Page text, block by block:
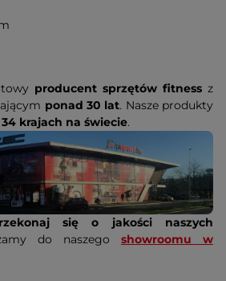
producent sprzętów fitness z
ponad 30 lat. Nasze produkty
34 krajach na świecie.
się o jakości naszych
do naszego showroomu w